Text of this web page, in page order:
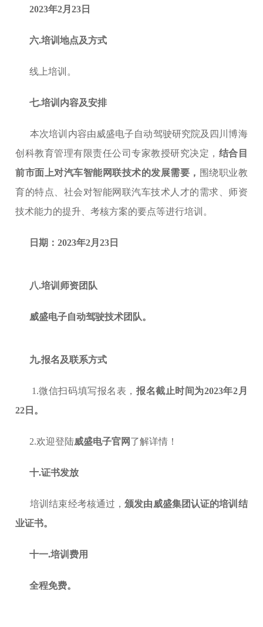
2023年2月23日
六.培训地点及方式
线上培训。
七.培训内容及安排
本次培训内容由威盛电子自动驾驶研究院及四川博海
创科教育管理有限责任公司专家教授研究决定， 结合目
前市面上对汽车智能网联技术的发展需要， 围绕职业教
育的特点、社会对智能网联汽车技术人才的需求、师资
技术能力的提升、考核方案的要点等进行培训。
日期：2023年2月23日
八.培训师资团队
威盛电子自动驾驶技术团队。
九.报名及联系方式
1.微信扫码填写报名表， 报名截止时间为2023年2月
22日。
2.欢迎登陆威盛电子官网 了解详情！
十.证书发放
培训结束经考核通过，颁发由威盛集团认证的培训结
业证书。
十一.培训费用
全程免费。